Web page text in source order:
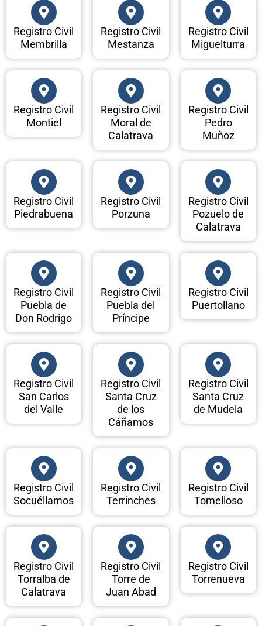
Registro Civil
Membrilla
Registro Civil
Mestanza
Registro Civil
Miguelturra
Registro Civil
Montiel
Registro Civil
Moral de
Calatrava
Registro Civil
Pedro
Muñoz
Registro Civil
Piedrabuena
Registro Civil
Porzuna
Registro Civil
Pozuelo de
Calatrava
Registro Civil
Puebla de
Don Rodrigo
Registro Civil
Puebla del
Príncipe
Registro Civil
Puertollano
Registro Civil
San Carlos
del Valle
Registro Civil
Santa Cruz
de los
Cáñamos
Registro Civil
Santa Cruz
de Mudela
Registro Civil
Socuéllamos
Registro Civil
Terrinches
Registro Civil
Tomelloso
Registro Civil
Torralba de
Calatrava
Registro Civil
Torre de
Juan Abad
Registro Civil
Torrenueva